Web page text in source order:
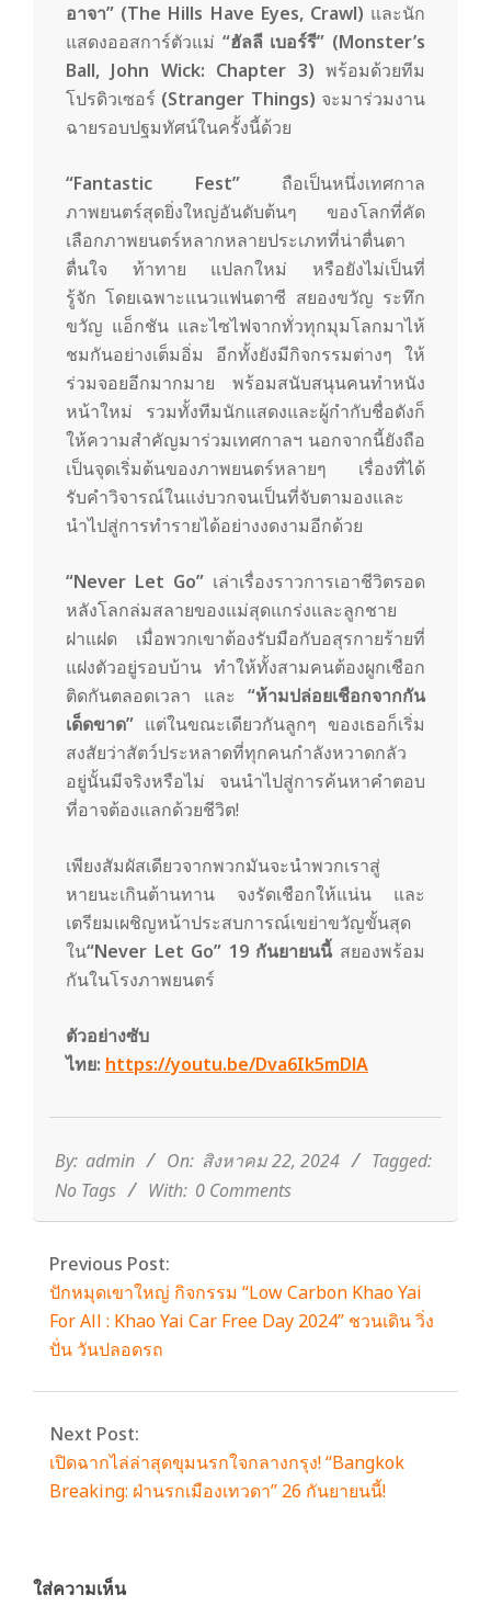
อาจา” (The Hills Have Eyes, Crawl) และนัก
แสดงออสการ์ตัวแม่ “ฮัลลี เบอร์รี” (Monster’s
Ball, John Wick: Chapter 3) พร้อมด้วยทีม
โปรดิวเซอร์ (Stranger Things) จะมาร่วมงาน
ฉายรอบปฐมทัศน์ในครั้งนี้ด้วย
“Fantastic Fest”ถือเป็นหนึ่งเทศกาล
ภาพยนตร์สุดยิ่งใหญ่อันดับต้นๆ ของโลกที่คัด
เลือกภาพยนตร์หลากหลายประเภทที่น่าตื่นตา
ตื่นใจ ท้าทาย แปลกใหม่ หรือยังไม่เป็นที่
รู้จัก โดยเฉพาะแนวแฟนตาซี สยองขวัญ ระทึก
ขวัญ แอ็กชัน และไซไฟจากทั่วทุกมุมโลกมาไห้
ชมกันอย่างเต็มอิ่ม อีกทั้งยังมีกิจกรรมต่างๆ ให้
ร่วมจอยอีกมากมาย พร้อมสนับสนุนคนทำหนัง
หน้าใหม่ รวมทั้งทีมนักแสดงและผู้กำกับชื่อดังก็
ให้ความสำคัญมาร่วมเทศกาลฯ นอกจากนี้ยังถือ
เป็นจุดเริ่มต้นของภาพยนตร์หลายๆ เรื่องที่ได้
รับคำวิจารณ์ในแง่บวกจนเป็นที่จับตามองและ
นำไปสู่การทำรายได้อย่างงดงามอีกด้วย
“Never Let Go” เล่าเรื่องราวการเอาชีวิตรอด
หลังโลกล่มสลายของแม่สุดแกร่งและลูกชาย
ฝาแฝด เมื่อพวกเขาต้องรับมือกับอสุรกายร้ายที่
แฝงตัวอยู่รอบบ้าน ทำให้ทั้งสามคนต้องผูกเชือก
ติดกันตลอดเวลา และ “ห้ามปล่อยเชือกจากกัน
เด็ดขาด” แต่ในขณะเดียวกันลูกๆ ของเธอก็เริ่ม
สงสัยว่าสัตว์ประหลาดที่ทุกคนกำลังหวาดกลัว
อยู่นั้นมีจริงหรือไม่ จนนำไปสู่การค้นหาคำตอบ
ที่อาจต้องแลกด้วยชีวิต!
เพียงสัมผัสเดียวจากพวกมันจะนำพวกเราสู่
หายนะเกินต้านทาน จงรัดเชือกให้แน่น และ
เตรียมเผชิญหน้าประสบการณ์เขย่าขวัญขั้นสุด
ใน“Never Let Go” 19กันยายนนี้ สยองพร้อม
กันในโรงภาพยนตร์
ตัวอย่างซับ
ไทย: https://youtu.be/Dva6Ik5mDlA
22
By: admin On: สิงหาคม 22, 2024
Tagged:
No Tags
With: 0 Comments
Previous Post:
ปักหมุดเขาใหญ่ กิจกรรม “Low Carbon Khao Yai
For All : Khao Yai Car Free Day 2024” ชวนเดิน วิ่ง
ปั่น วันปลอดรถ
Next Post:
เปิดฉากไล่ล่าสุดขุมนรกใจกลางกรุง! ‘‘Bangkok
Breaking: ฝ่านรกเมืองเทวดา’’ 26 กันยายนนี้!
ใส่ความเห็น